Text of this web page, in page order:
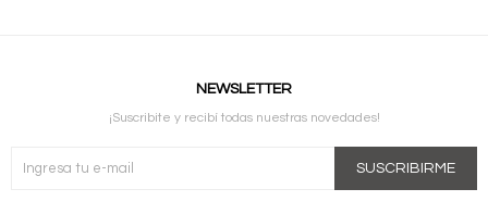
NEWSLETTER
¡Suscribite y recibí todas nuestras novedades!
SUSCRIBIRME